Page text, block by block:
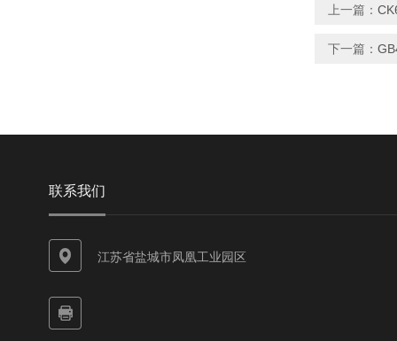
上一篇：
下一篇：
联系我们
江苏省盐城市凤凰工业园区